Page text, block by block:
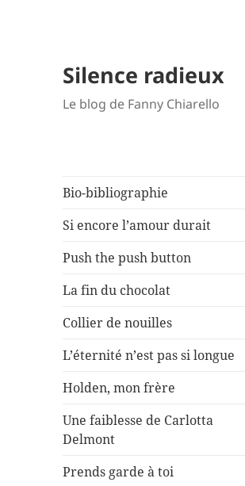
Silence radieux
Le blog de Fanny Chiarello
Bio-bibliographie
Si encore l’amour durait
Push the push button
La fin du chocolat
Collier de nouilles
L’éternité n’est pas si longue
Holden, mon frère
Une faiblesse de Carlotta
Delmont
Prends garde à toi